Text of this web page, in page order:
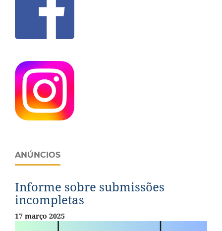
ANÚNCIOS
Informe sobre submissões
incompletas
17 março 2025